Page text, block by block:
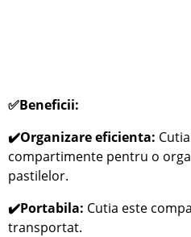
✅Beneficii:
✔️Organizare eficienta:
compartimente pentru o
pastilelor.
✔️Portabila: Cutia este
transportat.